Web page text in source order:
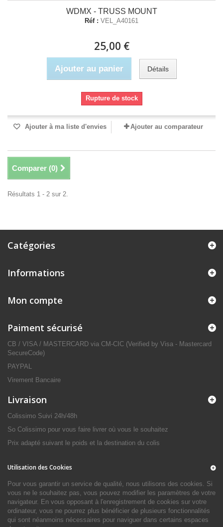
WDMX - TRUSS MOUNT
Réf : VEL_A40161
25,00 €
Ajouter au panier Détails
Rupture de stock
Ajouter à ma liste d'envies Ajouter au comparateur
Comparer (0)
Résultats 1 - 2 sur 2.
Catégories
Informations
Mon compte
Paiment sécurisé
CB / VISA / MASTERCARD via CM-CIC (Verified by Visa - Mastercard
SecureCode)
PAYPAL
Virement Bancaire
Livraison
Colissimo Suivi 24h/48h
So Colissimo pour vous faire livrer où vous le souhaitez
Prix adapté suivant le poids et la destination du colis
Utilisation des Cookies
Pour vous garantir un service de qualité, nous utilisons des cookies. Si
vous ne le souhaitez pas, vous pouvez modifier les paramètres de votre
navigateur. En vous opposant à l'enregistrement de cookies sur votre
ordinateur, vous ne pourrez plus bénéficier de plusieurs fonctionnalités
qui sont néanmoins nécessaires pour naviguer dans certains espaces